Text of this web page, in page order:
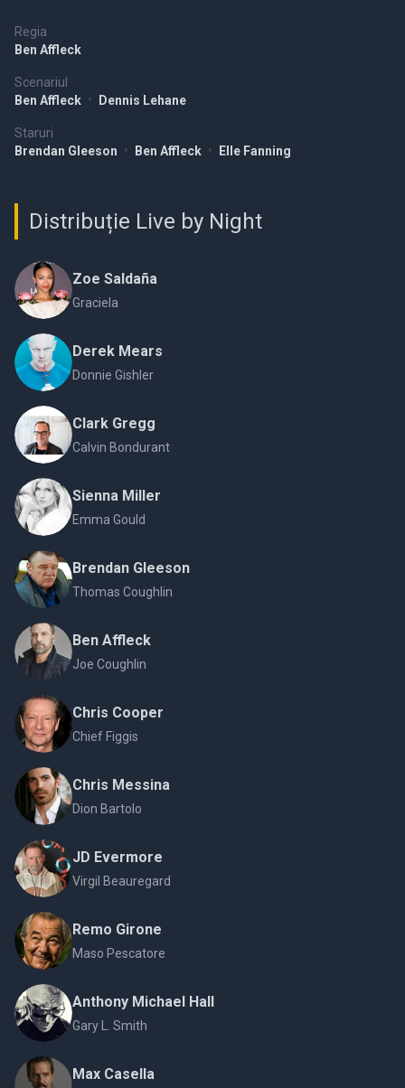
Regia
Ben Affleck
Scenariul
Ben Affleck • Dennis Lehane
Staruri
Brendan Gleeson • Ben Affleck • Elle Fanning
Distribuție Live by Night
Zoe Saldaña
Graciela
Derek Mears
Donnie Gishler
Clark Gregg
Calvin Bondurant
Sienna Miller
Emma Gould
Brendan Gleeson
Thomas Coughlin
Ben Affleck
Joe Coughlin
Chris Cooper
Chief Figgis
Chris Messina
Dion Bartolo
JD Evermore
Virgil Beauregard
Remo Girone
Maso Pescatore
Anthony Michael Hall
Gary L. Smith
Max Casella